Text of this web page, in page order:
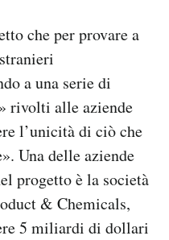
che per provare a
a una serie di
rivolti alle aziende
l’unicità di ciò che
Una delle aziende
progetto è la società
& Chemicals,
5 miliardi di dollari